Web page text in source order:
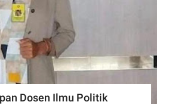
Dosen Ilmu Politik